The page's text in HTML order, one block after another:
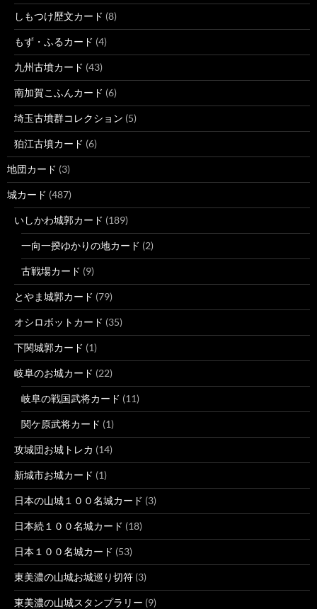
しもつけ歴文カード (8)
もず・ふるカード (4)
九州古墳カード (43)
南加賀こふんカード (6)
埼玉古墳群コレクション (5)
狛江古墳カード (6)
地団カード (3)
城カード (487)
いしかわ城郭カード (189)
一向一揆ゆかりの地カード (2)
古戦場カード (9)
とやま城郭カード (79)
オシロボットカード (35)
下関城郭カード (1)
岐阜のお城カード (22)
岐阜の戦国武将カード (11)
関ケ原武将カード (1)
攻城団お城トレカ (14)
新城市お城カード (1)
日本の山城１００名城カード (3)
日本続１００名城カード (18)
日本１００名城カード (53)
東美濃の山城お城巡り切符 (3)
東美濃の山城スタンプラリー (9)